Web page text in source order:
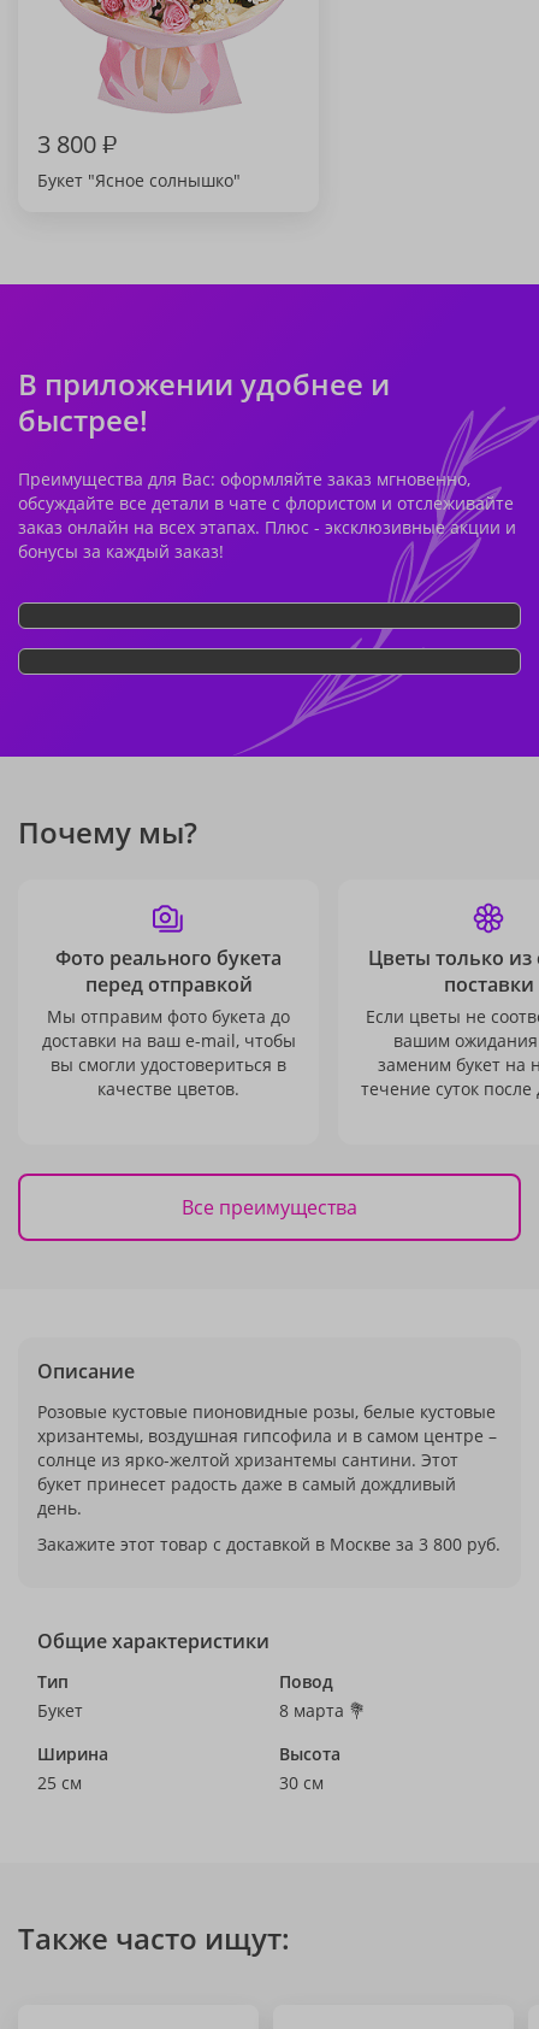
3 800₽
Букет "Ясное солнышко"
В приложении удобнее и
быстрее!
Преимущества для Вас: оформляйте заказ мгновенно,
обсуждайте все детали в чате с флористом и отслеживайте
заказ онлайн на всех этапах. Плюс - эксклюзивные акции и
бонусы за каждый заказ!
Почему мы?
Фото реального букета
перед отправкой
Мы отправим фото букета до
доставки на ваш e-mail, чтобы
вы смогли удостовериться в
качестве цветов.
Цветы только из
поставки
Если цветы не
вашим
заменим букет на
течение суток после
Все преимущества
Описание
Розовые кустовые пионовидные розы, белые кустовые
хризантемы, воздушная гипсофила и в самом центре –
солнце из ярко-желтой хризантемы сантини. Этот
букет принесет радость даже в самый дождливый
день.
Закажите этот товар с доставкой в Москве за 3 800 руб.
Общие характеристики
Тип
Букет
Повод
8 марта 💐
Ширина
25 см
Высота
30 см
Также часто ищут: